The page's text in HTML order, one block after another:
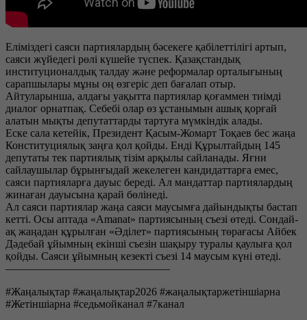
Еліміздегі саяси партиялардың бәсекеге қабілеттілігі артып,
саяси жүйедегі рөлі күшейе түспек. Қазақстандық
институционалдық талдау және реформалар орталығының
сарапшылары мұны оң өзгеріс деп бағалап отыр.
Айтуларынша, алдағы уақытта партиялар қоғаммен тиімді
диалог орнатпақ. Себебі олар өз ұстанымын ашық қорғай
алатын мықты депутаттарды тартуға мүмкіндік алады.
Еске сала кетейік, Президент Қасым-Жомарт Тоқаев бес жаңа
Конституциялық заңға қол қойды. Енді Құрылтайдың 145
депутаты тек партиялық тізім арқылы сайланады. Яғни
сайлаушылар бұрынғыдай жекелеген кандидаттарға емес,
саяси партияларға дауыс береді. Ал мандаттар партиялардың
жинаған дауысына қарай бөлінеді.
Ал саяси партиялар жаңа саяси маусымға дайындықты бастап
кетті. Осы аптада «Аmanat» партиясының съезі өтеді. Сондай-
ақ жаңадан құрылған «Әділет» партиясының төрағасы Айбек
Дәдебай ұйымның екінші съезін шақыру туралы қаулыға қол
қойды. Саяси ұйымның кезекті съезі 14 маусым күні өтеді.
———————————————
#Жаңалықтар #жаңалықтар2026 #жаңалықтаржетіншіарна
#Жетіншіарна #седьмойканал #7канал